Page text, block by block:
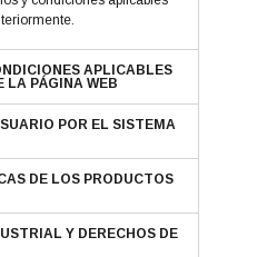
APLICABLES
LA PÁGINA WEB
POR EL SISTEMA
DE LOS PRODUCTOS
Y DERECHOS DE